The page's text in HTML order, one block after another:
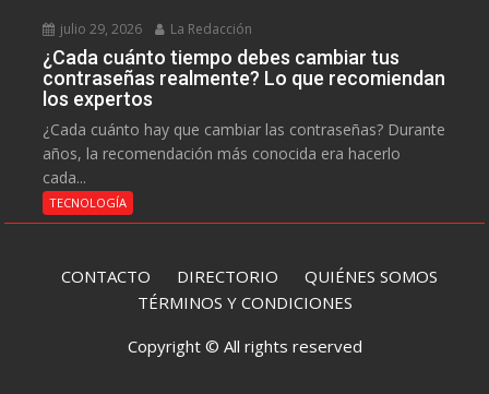
julio 29, 2026 La Redacción
¿Cada cuánto tiempo debes cambiar tus
contraseñas realmente? Lo que recomiendan
los expertos
¿Cada cuánto hay que cambiar las contraseñas? Durante
años, la recomendación más conocida era hacerlo
cada...
TECNOLOGÍA
CONTACTO DIRECTORIO QUIÉNES SOMOS
TÉRMINOS Y CONDICIONES
Copyright © All rights reserved